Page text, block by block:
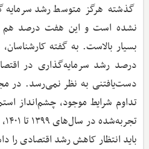
گذشته هرگز متوسط رشد
نشده است و این هفت درصد هم
درصد رشد سرمایه‌گذاری در
دست‌یافتنی به نظر نمی‌رسد. در
تداوم شرایط موجود، چشم‌انداز
باید انتظار کاهش رشد اقتصادی را